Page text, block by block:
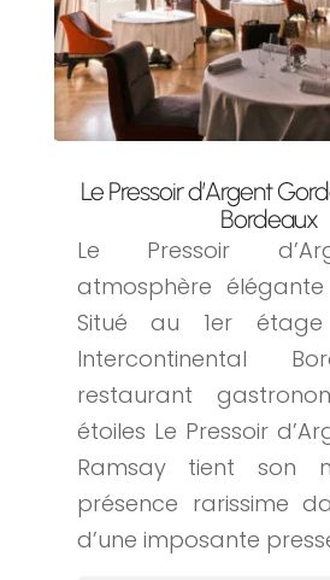
Le Pressoir d’Argent
Bordeaux
Le Pressoir
atmosphère
Situé au 1er
Intercontinental
restaurant
étoiles Le Pressoir
Ramsay tient son
présence rarissime
d’une imposante